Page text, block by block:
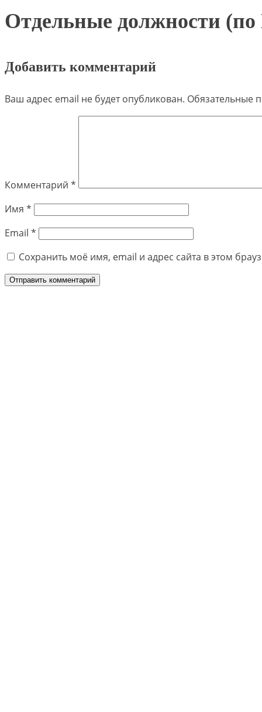
Отдельные должности
Добавить комментарий
Ваш адрес email не будет опубликован. Обязательные
Комментарий *
Имя *
Email *
Сохранить моё имя, email и адрес сайта в этом